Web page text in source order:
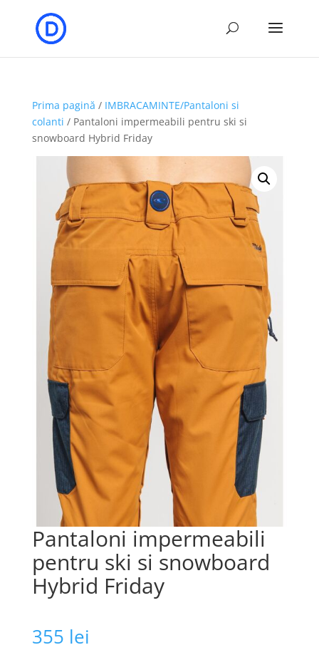
Prima pagină / IMBRACAMINTE/Pantaloni si
colanti / Pantaloni impermeabili pentru ski si
snowboard Hybrid Friday
Pantaloni impermeabili
pentru ski si snowboard
Hybrid Friday
355 lei